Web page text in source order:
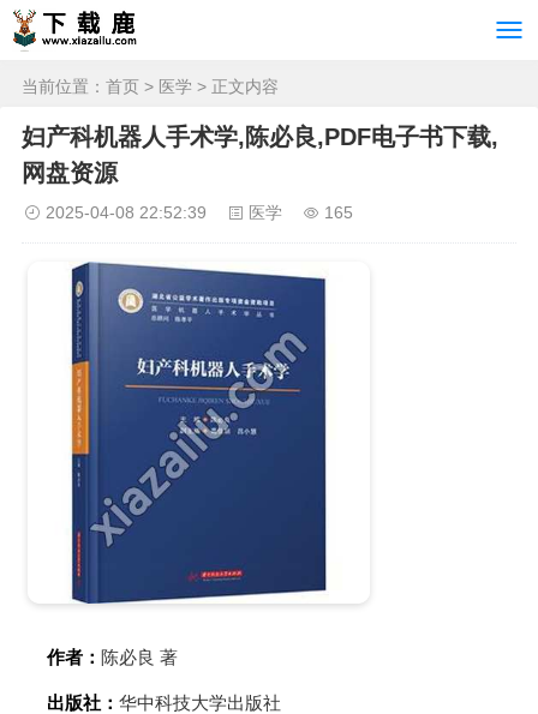
当前位置： 首页 > 医学 > 正文内容
妇产科机器人手术学,陈必良,PDF电子书下载,
网盘资源
2025-04-08 22:52:39 医学 165
作者： 陈必良 著
出版社： 华中科技大学出版社